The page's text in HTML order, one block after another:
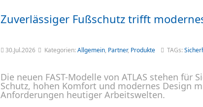
Zuverlässiger Fußschutz trifft
30.Jul.2026 Kategorien:Allgemein, Partner, Produkte TAGs:
Die neuen FAST-Modelle von ATLAS stehen für
Schutz, hohen Komfort und modernes Design
Anforderungen heutiger Arbeitswelten.